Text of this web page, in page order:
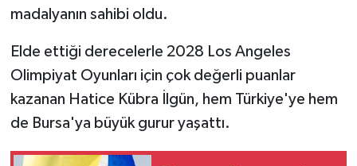
madalyanın sahibi oldu.
Elde ettiği derecelerle 2028 Los Angeles
Olimpiyat Oyunları için çok değerli puanlar
kazanan Hatice Kübra İlgün, hem Türkiye'ye hem
de Bursa'ya büyük gurur yaşattı.